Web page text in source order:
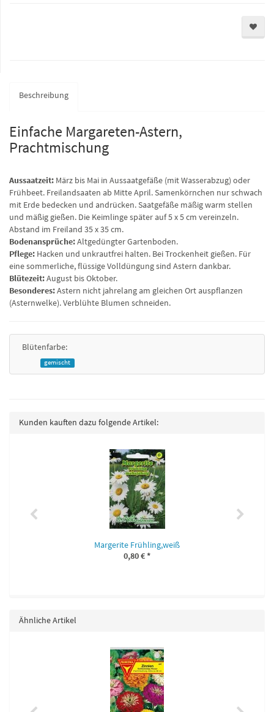
Beschreibung
Einfache Margareten-Astern,
Prachtmischung
Aussaatzeit: März bis Mai in Aussaatgefäße (mit Wasserabzug) oder
Frühbeet. Freilandsaaten ab Mitte April. Samenkörnchen nur schwach
mit Erde bedecken und andrücken. Saatgefäße mäßig warm stellen
und mäßig gießen. Die Keimlinge später auf 5 x 5 cm vereinzeln.
Abstand im Freiland 35 x 35 cm.
Bodenansprüche:Altgedüngter Gartenboden.
Pflege: Hacken und unkrautfrei halten. Bei Trockenheit gießen. Für
eine sommerliche, flüssige Volldüngung sind Astern dankbar.
Blütezeit:August bis Oktober.
Besonderes:Astern nicht jahrelang am gleichen Ort auspflanzen
(Asternwelke). Verblühte Blumen schneiden.
Blütenfarbe:
gemischt
Kunden kauften dazu folgende Artikel:
Margerite Frühling,weiß
0,80 €*
Ähnliche Artikel